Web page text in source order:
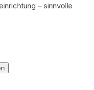
– sinnvolle